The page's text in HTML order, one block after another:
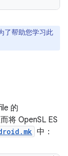
了帮助您学习此
的
将 OpenSL ES
中：